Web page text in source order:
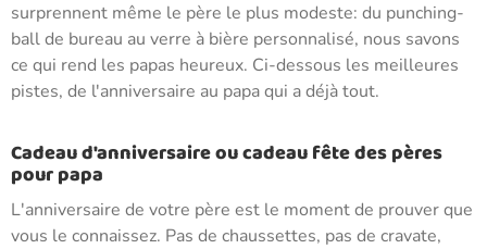
surprennent même le père le plus modeste: du punching-
ball de bureau au verre à bière personnalisé, nous savons
ce qui rend les papas heureux. Ci-dessous les meilleures
pistes, de l'anniversaire au papa qui a déjà tout.
Cadeau d'anniversaire ou cadeau fête des pères
pour papa
L'anniversaire de votre père est le moment de prouver que
vous le connaissez. Pas de chaussettes, pas de cravate,